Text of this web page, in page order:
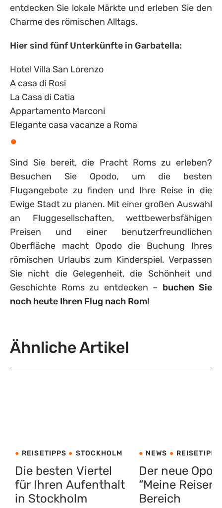
entdecken Sie lokale Märkte und erleben Sie den
Charme des römischen Alltags.
Hier sind fünf Unterkünfte in Garbatella:
Hotel Villa San Lorenzo
A casa di Rosi
La Casa di Catia
Appartamento Marconi
Elegante casa vacanze a Roma
Sind Sie bereit, die Pracht Roms zu erleben?
Besuchen Sie Opodo, um die besten
Flugangebote zu finden und Ihre Reise in die
Ewige Stadt zu planen. Mit einer großen Auswahl
an Fluggesellschaften, wettbewerbsfähigen
Preisen und einer benutzerfreundlichen
Oberfläche macht Opodo die Buchung Ihres
römischen Urlaubs zum Kinderspiel. Verpassen
Sie nicht die Gelegenheit, die Schönheit und
Geschichte Roms zu entdecken – buchen Sie
noch heute Ihren Flug nach Rom!
Ähnliche Artikel
REISETIPPS STOCKHOLM
Die besten Viertel
für Ihren Aufenthalt
in Stockholm
NEWS REISETIPPS
Der neue
“Meine
Bereich